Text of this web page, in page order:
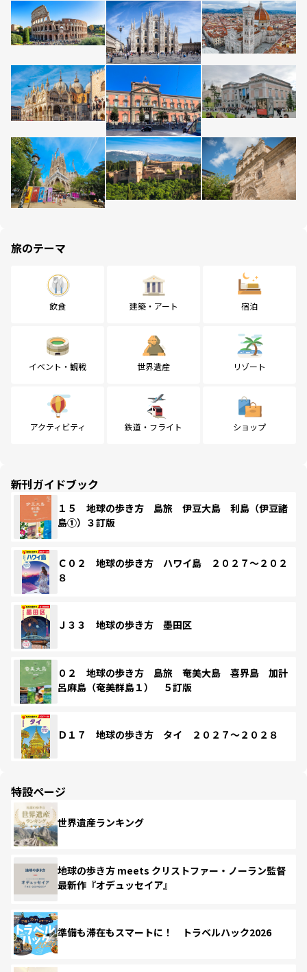
旅のテーマ
飲食 建築・アート 宿泊
イベント・観戦 世界遺産 リゾート
アクティビティ 鉄道・フライト ショップ
新刊ガイドブック
１５ 地球の歩き方 島旅 伊豆大島 利島（伊豆諸
島①）３訂版
Ｃ０２ 地球の歩き方 ハワイ島 ２０２７～２０２
８
Ｊ３３ 地球の歩き方 墨田区
０２ 地球の歩き方 島旅 奄美大島 喜界島 加計
呂麻島（奄美群島１） ５訂版
Ｄ１７ 地球の歩き方 タイ ２０２７～２０２８
特設ページ
世界遺産ランキング
地球の歩き方 meets クリストファー・ノーラン監督
最新作『オデュッセイア』
準備も滞在もスマートに！ トラベルハック2026